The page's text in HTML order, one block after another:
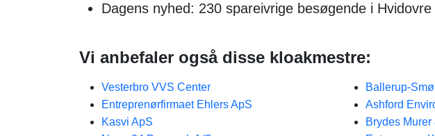
Dagens nyhed: 230 spareivrige besøgende i
Vi anbefaler også disse kloakmestre:
Vesterbro VVS Center
Entreprenørfirmaet Ehlers ApS
Kasvi ApS
Ballerup-
Ashford
Brydes